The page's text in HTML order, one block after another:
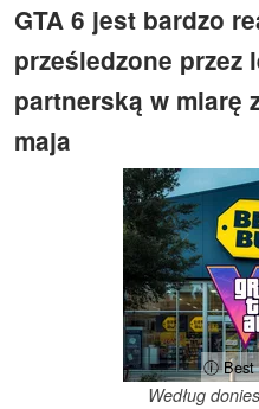
GTA 6 jest bardzo
prześledzone przez
partnerską w miarę
maja
ⓘ Best
Według